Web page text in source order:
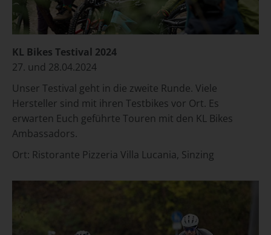
KL Bikes Testival 2024
27. und 28.04.2024
Unser Testival geht in die zweite Runde. Viele
Hersteller sind mit ihren Testbikes vor Ort. Es
erwarten Euch geführte Touren mit den KL Bikes
Ambassadors.
Ort: Ristorante Pizzeria Villa Lucania, Sinzing